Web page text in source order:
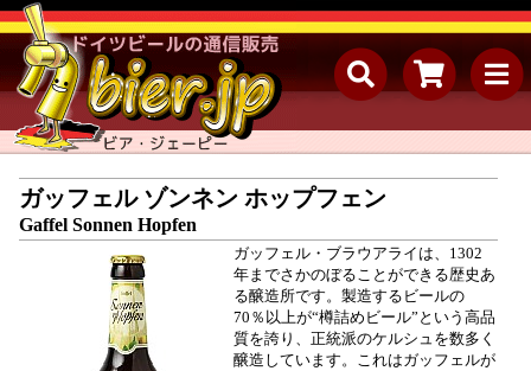
ガッフェル ゾンネン ホップフェン
Gaffel Sonnen Hopfen
ガッフェル・ブラウアライは、1302
年までさかのぼることができる歴史あ
る醸造所です。製造するビールの
70％以上が“樽詰めビール”という高品
質を誇り、正統派のケルシュを数多く
醸造しています。これはガッフェルが